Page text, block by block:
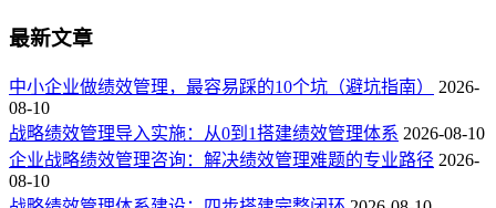
最新文章
中小企业做绩效管理，最容易踩的10个坑（避坑指南）
2026-
08-10
战略绩效管理导入实施：从0到1搭建绩效管理体系 2026-08-10
企业战略绩效管理咨询：解决绩效管理难题的专业路径 2026-
08-10